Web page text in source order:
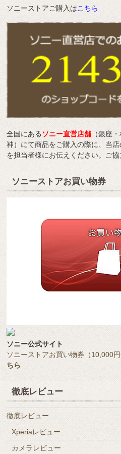
ソニーストアご購入はこちら
全国にあるソニー直営店舗 （銀座
神）にて商品をご購入の際に、当
を担当者様にお伝えください。ご協
ソニーストアお買い物券
ソニー公式サイト
ソニーストアお買い物券（10,000
ちら
徹底レビュー
徹底レビュー
Xperiaレビュー
カメラレビュー